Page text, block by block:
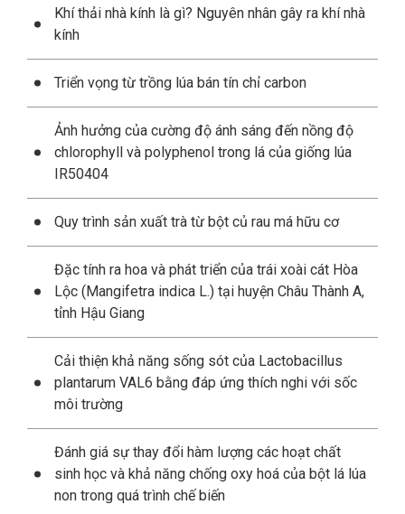
Khí thải nhà kính là gì? Nguyên nhân gây ra khí nhà
kính
Triển vọng từ trồng lúa bán tín chỉ carbon
Ảnh hưởng của cường độ ánh sáng đến nồng độ
chlorophyll và polyphenol trong lá của giống lúa
IR50404
Quy trình sản xuất trà từ bột củ rau má hữu cơ
Đặc tính ra hoa và phát triển của trái xoài cát Hòa
Lộc (Mangifetra indica L.) tại huyện Châu Thành A,
tỉnh Hậu Giang
Cải thiện khả năng sống sót của Lactobacillus
plantarum VAL6 bằng đáp ứng thích nghi với sốc
môi trường
Đánh giá sự thay đổi hàm lượng các hoạt chất
sinh học và khả năng chống oxy hoá của bột lá lúa
non trong quá trình chế biến